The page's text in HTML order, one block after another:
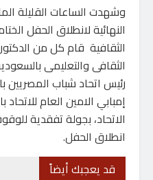
وشهدت الساعات القليلة
النهائية لانطلاق الحفل
الثقافية قام كل من
الثقافى والتعليمى
رئيس اتحاد شباب
إمبابي الامين العام
الاتحاد، بجولة تفقدية
انطلاق الحفل.
قد يعجبك أيضاً